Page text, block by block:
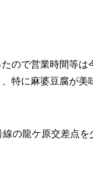
ので営業時間等
特に麻婆豆腐が美
の龍ケ原交差点